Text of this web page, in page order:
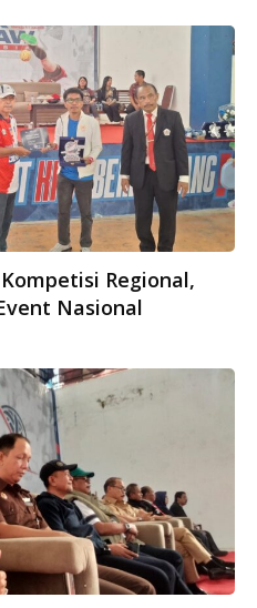
Regional,
Nasional